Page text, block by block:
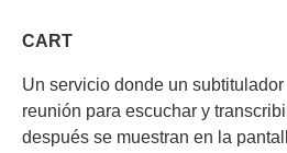
CART
Un servicio donde un
reunión para escuchar y
después se muestran en la